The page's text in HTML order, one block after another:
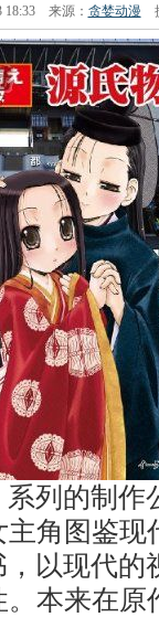
18:33 来源： 贪婪动漫
列的制作
角图鉴现
以现代的
本来在